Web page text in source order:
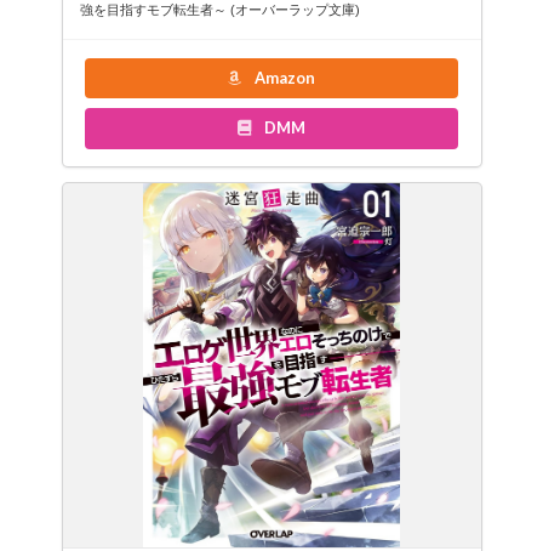
強を目指すモブ転生者～ (オーバーラップ文庫)
Amazon
DMM